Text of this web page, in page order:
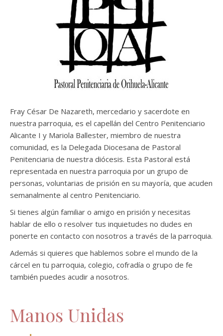
Fray César De Nazareth, mercedario y sacerdote en
nuestra parroquia, es el capellán del Centro Penitenciario
Alicante I y Mariola Ballester, miembro de nuestra
comunidad, es la Delegada Diocesana de Pastoral
Penitenciaria de nuestra diócesis. Esta Pastoral está
representada en nuestra parroquia por un grupo de
personas, voluntarias de prisión en su mayoría, que acuden
semanalmente al centro Penitenciario.
Si tienes algún familiar o amigo en prisión y necesitas
hablar de ello o resolver tus inquietudes no dudes en
ponerte en contacto con nosotros a través de la parroquia.
Además si quieres que hablemos sobre el mundo de la
cárcel en tu parroquia, colegio, cofradía o grupo de fe
también puedes acudir a nosotros.
Manos Unidas